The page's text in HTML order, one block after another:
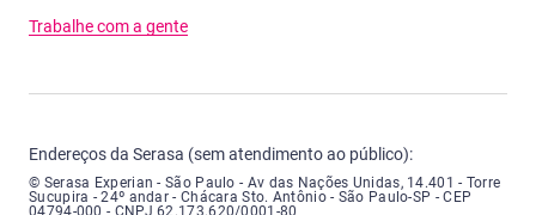
Trabalhe com a gente
Endereços da Serasa (sem atendimento ao público):
Serasa Experian - São Paulo - Endereço: Avenida das Nações Unidas,
© Serasa Experian - São Paulo - Av das Nações Unidas, 14.401 - Torre
Sucupira - 24º andar - Chácara Sto. Antônio - São Paulo-SP - CEP
04794-000 - CNPJ 62.173.620/0001-80